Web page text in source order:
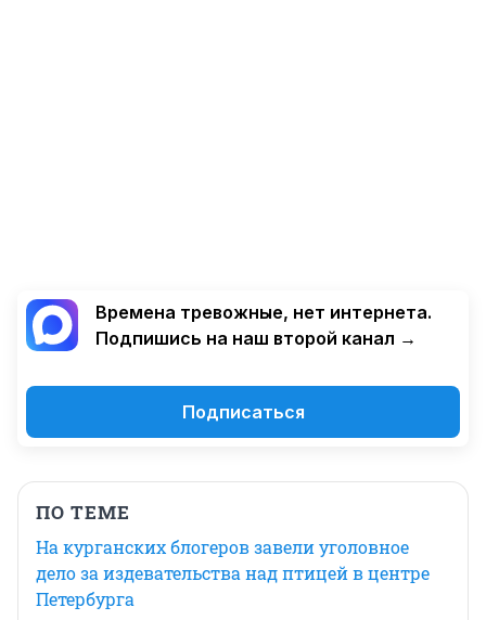
Времена тревожные, нет интернета.
Подпишись на наш второй канал →
Подписаться
ПО ТЕМЕ
На курганских блогеров завели уголовное
дело за издевательства над птицей в центре
Петербурга